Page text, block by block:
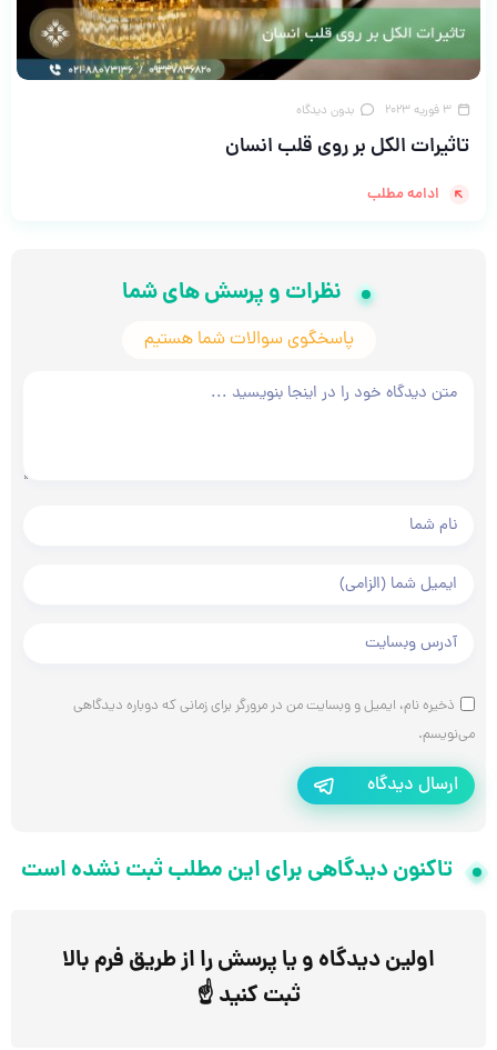
3 فوریه 2023 بدون دیدگاه
تاثیرات الکل بر روی قلب انسان
ادامه مطلب
نظرات و پرسش های شما
پاسخگوی سوالات شما هستیم
متن دیدگاه شما
نام و نام خانوادگی شما
ایمیل شما
آدرس وبسایت شما
ذخیره نام، ایمیل و وبسایت من در مرورگر برای زمانی که دوباره دیدگاهی
می‌نویسم.
ارسال دیدگاه
تاکنون دیدگاهی برای این مطلب ثبت نشده است
اولین دیدگاه و یا پرسش را از طریق فرم بالا
ثبت کنید ☝️